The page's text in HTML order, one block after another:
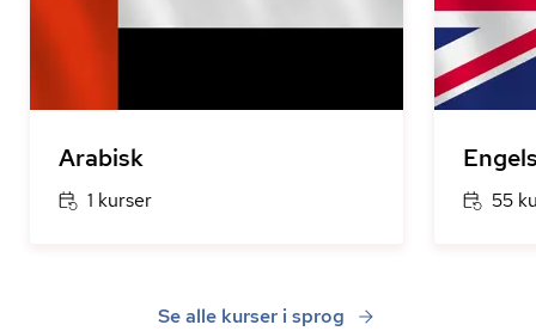
Arabisk
1 kurser 55
Se alle kurser i sprog